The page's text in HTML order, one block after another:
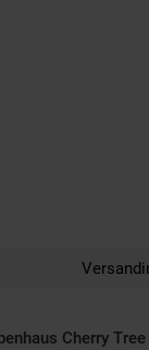
Cherry Tree